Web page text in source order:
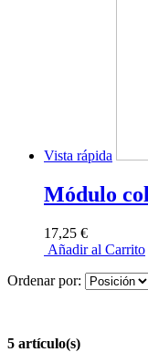
Vista rápida
Módulo
17,25 €
Añadir al Carrito
Ordenar por:
5 artículo(s)